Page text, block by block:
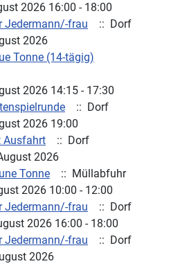
2026 16:00 - 18:00
Jedermann/-frau
:: Dorf
2026
Tonne (14-tägig)
2026 14:15 - 17:30
:: Dorf
2026 19:00
Ausfahrt
:: Dorf
2026
Tonne
:: Müllabfuhr
2026 10:00 - 12:00
Jedermann/-frau
:: Dorf
2026 16:00 - 18:00
Jedermann/-frau
:: Dorf
2026